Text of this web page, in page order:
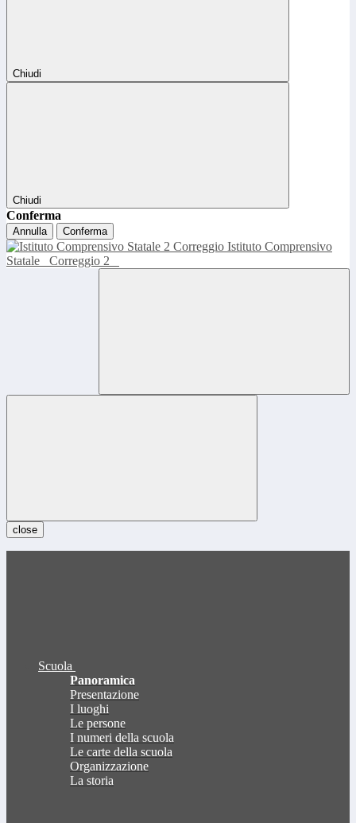
Chiudi
Chiudi
Conferma
Annulla Conferma
Istituto Comprensivo
Statale
Correggio 2
close
Scuola
Panoramica
Presentazione
I luoghi
Le persone
I numeri della scuola
Le carte della scuola
Organizzazione
La storia